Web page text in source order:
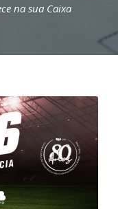
na sua Caixa